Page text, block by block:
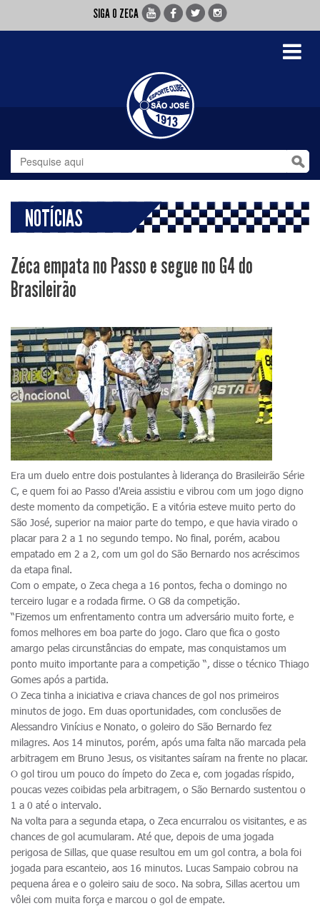
SIGA O ZECA
Toggle
NOTÍCIAS
Zéca empata no Passo e segue no G4 do
Brasileirão
Era um duelo entre dois postulantes à liderança do Brasileirão Série
C, e quem foi ao Passo d'Areia assistiu e vibrou com um jogo digno
deste momento da competição. E a vitória esteve muito perto do
São José, superior na maior parte do tempo, e que havia virado o
placar para 2 a 1 no segundo tempo. No final, porém, acabou
empatado em 2 a 2, com um gol do São Bernardo nos acréscimos
da etapa final.
Com o empate, o Zeca chega a 16 pontos, fecha o domingo no
terceiro lugar e a rodada firme. O G8 da competição.
“Fizemos um enfrentamento contra um adversário muito forte, e
fomos melhores em boa parte do jogo. Claro que fica o gosto
amargo pelas circunstâncias do empate, mas conquistamos um
ponto muito importante para a competição “, disse o técnico Thiago
Gomes após a partida.
O Zeca tinha a iniciativa e criava chances de gol nos primeiros
minutos de jogo. Em duas oportunidades, com conclusões de
Alessandro Vinícius e Nonato, o goleiro do São Bernardo fez
milagres. Aos 14 minutos, porém, após uma falta não marcada pela
arbitragem em Bruno Jesus, os visitantes saíram na frente no placar.
O gol tirou um pouco do ímpeto do Zeca e, com jogadas ríspido,
poucas vezes coibidas pela arbitragem, o São Bernardo sustentou o
1 a 0 até o intervalo.
Na volta para a segunda etapa, o Zeca encurralou os visitantes, e as
chances de gol acumularam. Até que, depois de uma jogada
perigosa de Sillas, que quase resultou em um gol contra, a bola foi
jogada para escanteio, aos 16 minutos. Lucas Sampaio cobrou na
pequena área e o goleiro saiu de soco. Na sobra, Sillas acertou um
vôlei com muita força e marcou o gol de empate.